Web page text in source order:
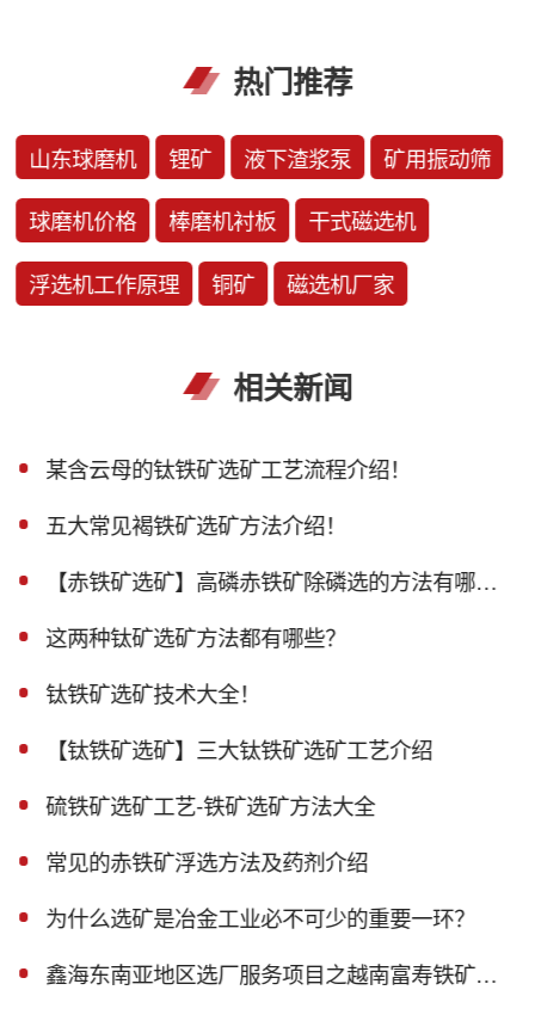
热门推荐
山东球磨机 锂矿 液下渣浆泵 矿用振动筛
球磨机价格 棒磨机衬板 干式磁选机
浮选机工作原理 铜矿 磁选机厂家
相关新闻
某含云母的钛铁矿选矿工艺流程介绍！
五大常见褐铁矿选矿方法介绍！
【赤铁矿选矿】高磷赤铁矿除磷选的方法有哪些？
这两种钛矿选矿方法都有哪些？
钛铁矿选矿技术大全！
【钛铁矿选矿】三大钛铁矿选矿工艺介绍
硫铁矿选矿工艺-铁矿选矿方法大全
常见的赤铁矿浮选方法及药剂介绍
为什么选矿是冶金工业必不可少的重要一环？
鑫海东南亚地区选厂服务项目之越南富寿铁矿磁选生产线